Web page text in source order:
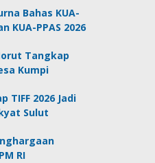
Bahas KUA-
KUA-PPAS 2026
Tangkap
Kumpi
TIFF 2026 Jadi
Sulut
RI